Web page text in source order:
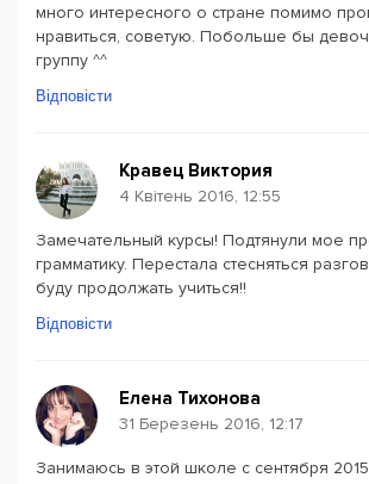
много интересного о стране помимо
нравиться, советую. Побольше бы
группу ^^
Відповісти
Кравец Виктория
4 Квітень 2016, 12:55
Замечательный курсы! Подтянули мое
грамматику. Перестала стесняться
буду продолжать учиться!!
Відповісти
Елена Тихонова
31 Березень 2016, 12:17
Занимаюсь в этой школе с сентября